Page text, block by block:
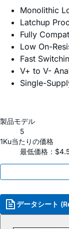
Monolithic
Latchup
Fully
Low On-
Fast
V+ to V-
Single-
製品モデル
5
1Ku当たりの価格
最低価格：
データシート